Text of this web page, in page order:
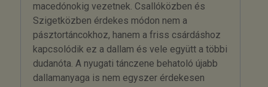
macedónokig vezetnek. Csallóközben és
Szigetközben érdekes módon nem a
pásztortáncokhoz, hanem a friss csárdáshoz
kapcsolódik ez a dallam és vele együtt a többi
dudanóta. A nyugati tánczene behatoló újabb
dallamanyaga is nem egyszer érdekesen